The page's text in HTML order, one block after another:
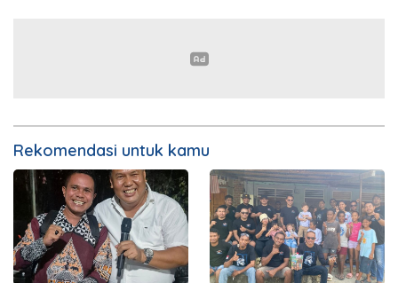
Rekomendasi untuk kamu